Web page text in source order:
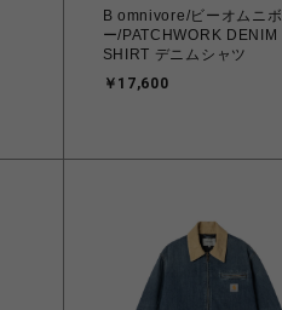
B omnivore/ビーオムニボ
ー/PATCHWORK DENIM
SHIRT デニムシャツ
￥17,600